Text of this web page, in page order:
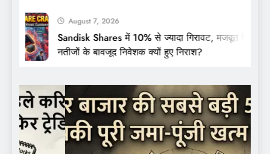
August 7, 2026
Sandisk Shares में 10% से ज्यादा गिरावट, मजबूत तिमाही
नतीजों के बावजूद निवेशक क्यों हुए निराश?